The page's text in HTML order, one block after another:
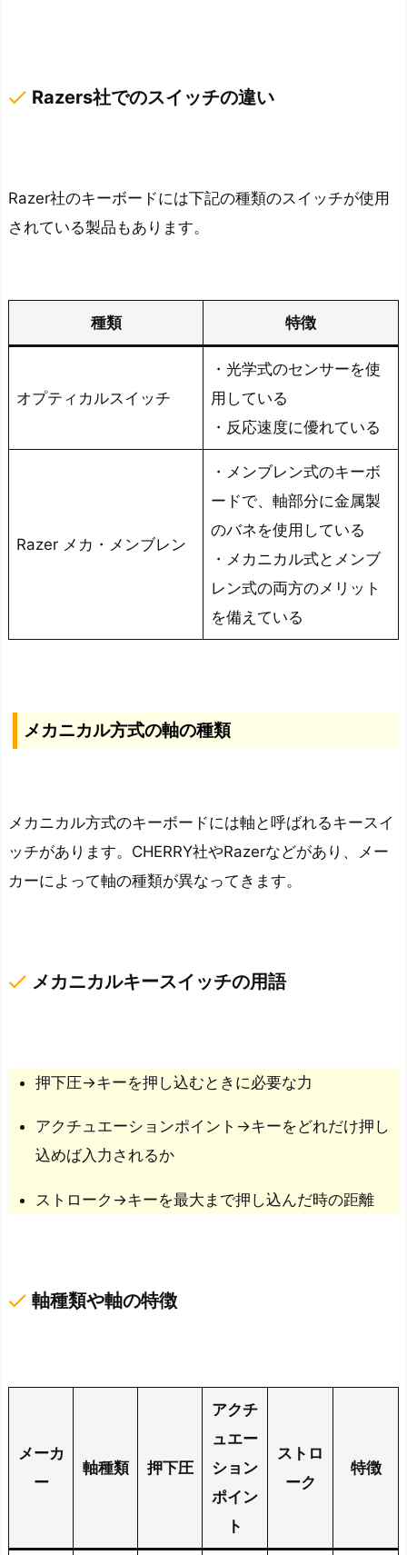
換
る
ト
す
と
め：
ボ
ー
ド
買
を
て
快
な
境
に
よ
done Razers社でのスイッチの違い
Razer社のキーボードには下記の種類のスイッチが使用
されている製品もあります。
種類 特徴
オプティカルスイッチ
・光学式のセンサーを使
用している
・反応速度に優れている
Razer メカ・メンブレン
・メンブレン式のキーボ
ードで、軸部分に金属製
のバネを使用している
・メカニカル式とメンブ
レン式の両方のメリット
を備えている
メカニカル方式の軸の種類
メカニカル方式のキーボードには軸と呼ばれるキースイ
ッチがあります。CHERRY社やRazerなどがあり、メー
カーによって軸の種類が異なってきます。
done メカニカルキースイッチの用語
押下圧→キーを押し込むときに必要な力
アクチュエーションポイント→キーをどれだけ押し
込めば入力されるか
ストローク→キーを最大まで押し込んだ時の距離
done 軸種類や軸の特徴
メーカ
ー
軸種類 押下圧
アクチ
ュエー
ション
ポイン
ト
ストロ
ーク
特徴